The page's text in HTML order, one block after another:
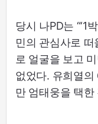
당시 나PD는 “‘1
민의 관심사로 떠
로 얼굴을 보고
없었다. 유희열의
만 엄태웅을 택한